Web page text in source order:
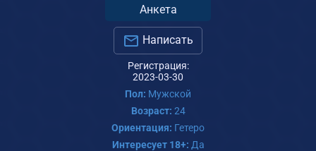
Анкета
Написать
Регистрация:
2023-03-30
Пол: Мужской
Возраст: 24
Ориентация: Гетеро
Интересует 18+: Да